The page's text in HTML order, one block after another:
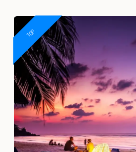
TOP